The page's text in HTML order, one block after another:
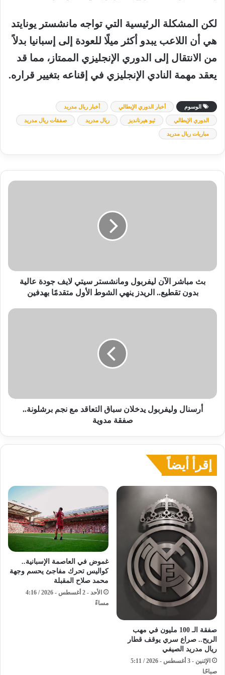
لكن المشكلة الرئيسية التي تواجه مانشستر يونايتد
هي أن اللاعب يبدو أكثر ميلًا للعودة إلى إسبانيا بدلاً
من الانتقال إلى الدوري الإنجليزي الممتاز، مما قد
يعقد مهمة النادي الإنجليزي في إقناعه بتغيير قراره.
الوسوم أخبار الدوري الإيطالي أخبار ريال مدريد
الدوري الإيطالي ثيو هيرنانديز ريال مدريد صفقات ريال مدريد
مباريات ريال مدريد
بث
عالية
بدون
تقطيع..
ينهي
بث مباشر الآن ليفربول ومانشستر سيتي لايف جودة عالية
بدون تقطيع.. الريدز ينهي الشوط الأول متقدمًا بهدفين
أرسنال
صفقة
مدويةأرسنال وليفربول يدخلان سباق التعاقد مع نجم برشلونة..
صفقة مدوية
إقرأ أيضاً
صفقة الـ 100 مليون في مهب
الريح.. صراع سري يوقف قطار
ريال مدريد الصيفي
الإثنين - 3 أغسطس - 2026 / 5:11
صباحًا
غموض في العاصمة الإسبانية..
كواليس تحرك مفاجئ يحسم وجهة
محمد صلاح المقبلة
الأحد - 2 أغسطس - 2026 / 4:16
مساءً